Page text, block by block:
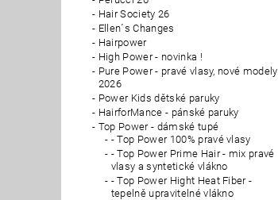
Hair Society 26
Ellen´s Changes
Hairpower
High Power - novinka !
Pure Power - pravé vlasy, nové modely
2026
Power Kids dětské paruky
HairforMance - pánské paruky
Top Power - dámské tupé
- Top Power 100% pravé vlasy
- Top Power Prime Hair - mix pravé
vlasy a syntetické vlákno
- Top Power Hight Heat Fiber -
tepelně upravitelné vlákno